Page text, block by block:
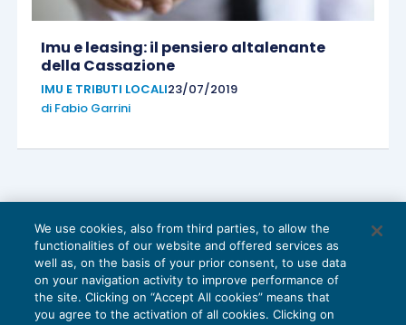
Imu e leasing: il pensiero altalenante
della Cassazione
IMU E TRIBUTI LOCALI23/07/2019
di Fabio Garrini
We use cookies, also from third parties, to allow the
functionalities of our website and offered services as
well as, on the basis of your prior consent, to use data
on your navigation activity to improve performance of
the site. Clicking on “Accept All cookies” means that
you agree to the activation of all cookies. Clicking on